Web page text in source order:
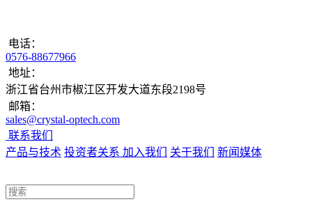
电话：
0576-88677966
地址：
浙江省台州市椒江区开发大道东段2198号
邮箱：
sales@crystal-optech.com
联系我们
产品与技术 投资者关系 加入我们 关于我们 新闻媒体